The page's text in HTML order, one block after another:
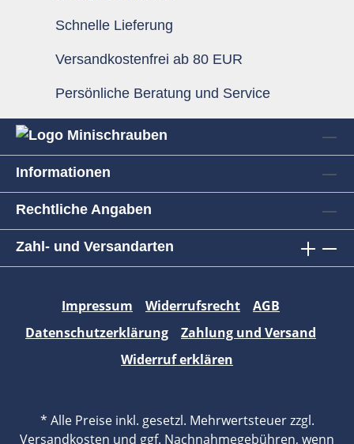
Schnelle Lieferung
Versandkostenfrei ab 80 EUR
Persönliche Beratung und Service
Informationen
Rechtliche Angaben
Zahl- und Versandarten
Impressum Widerrufsrecht
AGB
Datenschutzerklärung
Zahlung und Versand
Widerruf erklären
* Alle Preise inkl. gesetzl. Mehrwertsteuer zzgl.
Versandkosten und ggf. Nachnahmegebühren, wenn